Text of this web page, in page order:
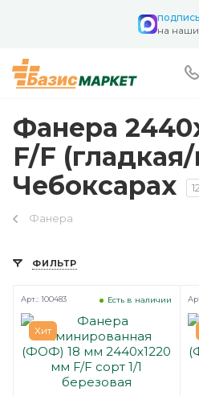
на наши
Фанера
F/F
Чебоксарах
Фанера
ФИЛЬТР
Хит
Есть в наличии
Арт.: 100483